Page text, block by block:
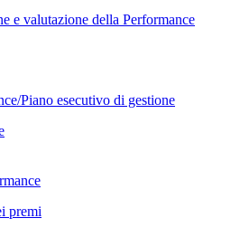
e valutazione della Performance
Piano esecutivo di gestione
premi